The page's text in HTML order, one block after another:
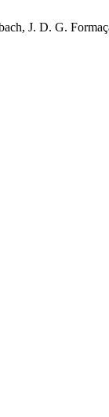
J. D. G.